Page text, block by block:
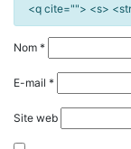
<q cite=""> <s>
Nom *
E-mail *
Site web